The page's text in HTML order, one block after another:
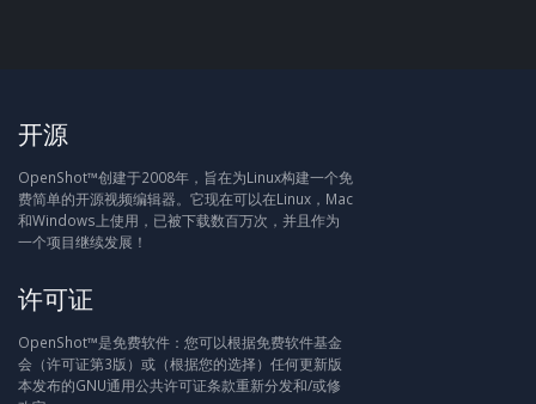
开源
OpenShot™创建于2008年，旨在为Linux构建一个免
费简单的开源视频编辑器。它现在可以在Linux，Mac
和Windows上使用，已被下载数百万次，并且作为
一个项目继续发展！
许可证
OpenShot™是免费软件：您可以根据免费软件基金
会（许可证第3版）或（根据您的选择）任何更新版
本发布的GNU通用公共许可证条款重新分发和/或修